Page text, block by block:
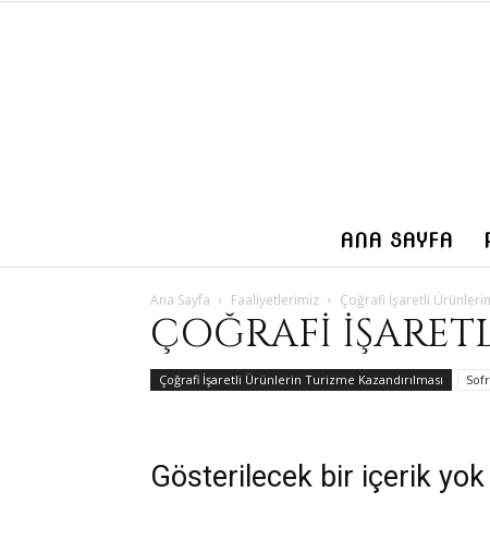
ANA SAYFA
Ana Sayfa Faaliyetlerimiz Çoğrafi İşaretli Ürünlerin
ÇOĞRAFI
Çoğrafi İşaretli Ürünlerin Turizme Kazandırılması
Gösterilecek bir içerik yok